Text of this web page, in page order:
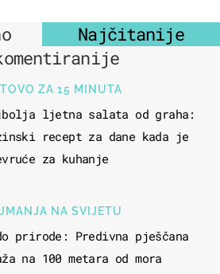
Najčitanije
ZA 15 MINUTA
ljetna salata od graha:
recept za dane kada je
za kuhanje
NA SVIJETU
prirode: Predivna pješčana
na 100 metara od mora